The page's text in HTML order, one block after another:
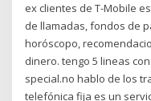
ex clientes de T-Mobile
de llamadas, fondos de
horóscopo,
dinero. tengo 5 lineas
special.no hablo de los
telefónica fija es un